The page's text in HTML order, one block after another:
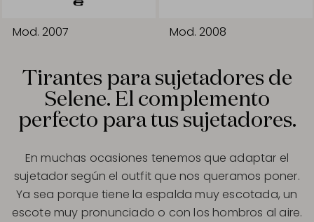
Mod. 2007 Mod. 2008
Tirantes para sujetadores de
Selene. El complemento
perfecto para tus sujetadores.
En muchas ocasiones tenemos que adaptar el
sujetador según el outfit que nos queramos poner.
Ya sea porque tiene la espalda muy escotada, un
escote muy pronunciado o con los hombros al aire.